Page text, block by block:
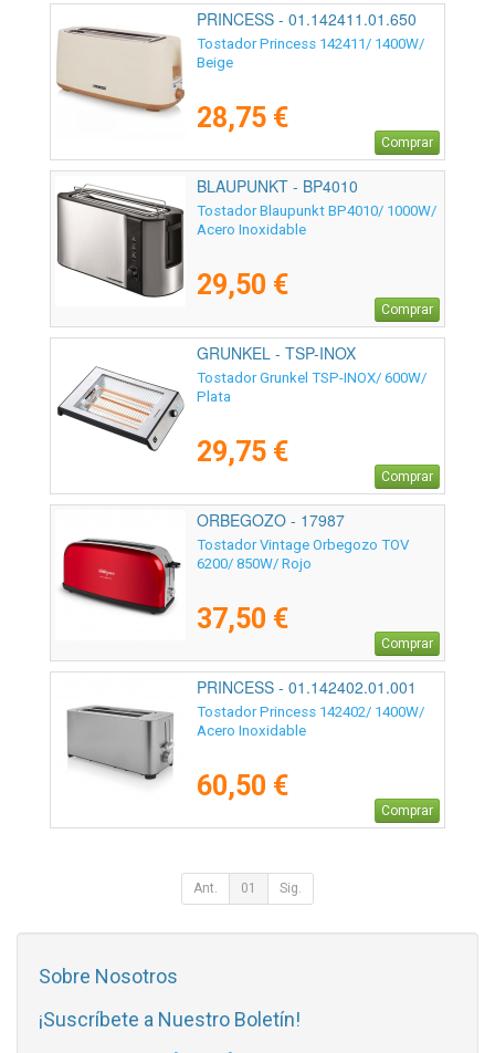
PRINCESS - 01.142411.01.650
Tostador Princess 142411/ 1400W/
Beige
28,75 €
Comprar
BLAUPUNKT - BP4010
Tostador Blaupunkt BP4010/ 1000W/
Acero Inoxidable
29,50 €
Comprar
GRUNKEL - TSP-INOX
Tostador Grunkel TSP-INOX/ 600W/
Plata
29,75 €
Comprar
ORBEGOZO - 17987
Tostador Vintage Orbegozo TOV
6200/ 850W/ Rojo
37,50 €
Comprar
PRINCESS - 01.142402.01.001
Tostador Princess 142402/ 1400W/
Acero Inoxidable
60,50 €
Comprar
Ant. 01 Sig.
Sobre Nosotros
¡Suscríbete a Nuestro Boletín!